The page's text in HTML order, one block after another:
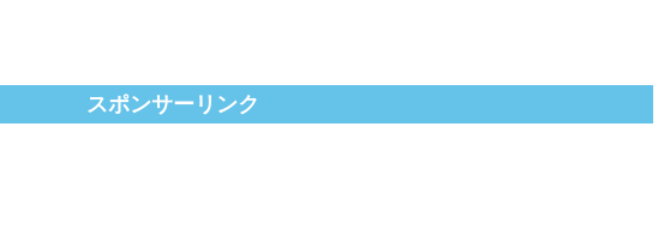
スポンサーリンク